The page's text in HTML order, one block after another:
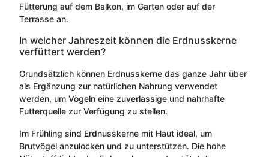
Fütterung auf dem Balkon, im Garten oder auf der
Terrasse an.
In welcher Jahreszeit können die Erdnusskerne
verfüttert werden?
Grundsätzlich können Erdnusskerne das ganze Jahr über
als Ergänzung zur natürlichen Nahrung verwendet
werden, um Vögeln eine zuverlässige und nahrhafte
Futterquelle zur Verfügung zu stellen.
Im Frühling sind Erdnusskerne mit Haut ideal, um
Brutvögel anzulocken und zu unterstützen. Die hohe